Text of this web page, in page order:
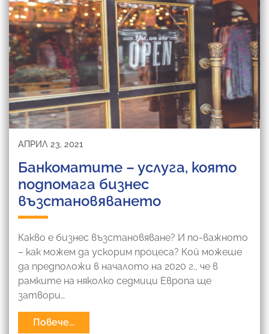
АПРИЛ 23, 2021
Банкоматите – услуга, която
подпомага бизнес
възстановяването
Какво е бизнес възстановяване? И по-важното
– как можем да ускорим процеса? Кой можеше
да предположи в началото на 2020 г., че в
рамките на няколко седмици Европа ще
затвори…
Повече...